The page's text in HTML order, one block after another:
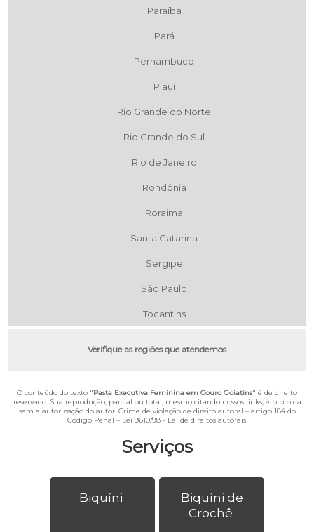
Serviços
Biquíni
Biquíni de
Crochê
Paraíba
Pará
Pernambuco
Piauí
Rio Grande do Norte
Rio Grande do Sul
Rio de Janeiro
Rondônia
Roraima
Santa Catarina
Sergipe
São Paulo
Tocantins
Verifique as regiões que atendemos
O conteúdo do texto "Pasta Executiva Feminina em Couro Goiatins" é de direito
reservado. Sua reprodução, parcial ou total, mesmo citando nossos links, é proibida
sem a autorização do autor. Crime de violação de direito autoral – artigo 184 do
Código Penal – Lei 9610/98 - Lei de direitos autorais.